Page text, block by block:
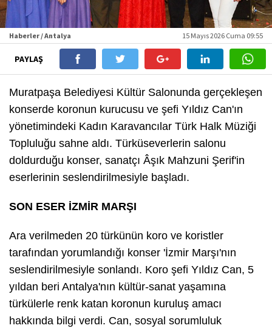
Haberler / Antalya 15 Mayıs 2026 Cuma 09:55
PAYLAŞ
Muratpaşa Belediyesi Kültür Salonunda gerçekleşen
konserde koronun kurucusu ve şefi Yıldız Can'ın
yönetimindeki Kadın Karavancılar Türk Halk Müziği
Topluluğu sahne aldı. Türküseverlerin salonu
doldurduğu konser, sanatçı Âşık Mahzuni Şerif'in
eserlerinin seslendirilmesiyle başladı.
SON ESER İZMİR MARŞI
Ara verilmeden 20 türkünün koro ve koristler
tarafından yorumlandığı konser 'İzmir Marşı'nın
seslendirilmesiyle sonlandı. Koro şefi Yıldız Can, 5
yıldan beri Antalya'nın kültür-sanat yaşamına
türkülerle renk katan koronun kuruluş amacı
hakkında bilgi verdi. Can, sosyal sorumluluk